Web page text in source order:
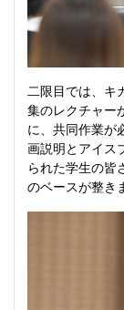
二限目では、キ
集のレクチャー
に、共同作業が
画説明とアイス
られた学生の皆
のベースが整き